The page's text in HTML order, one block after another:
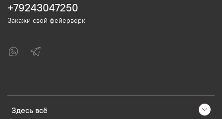
Здесь всё
+79243047250
Закажи свой фейерверк